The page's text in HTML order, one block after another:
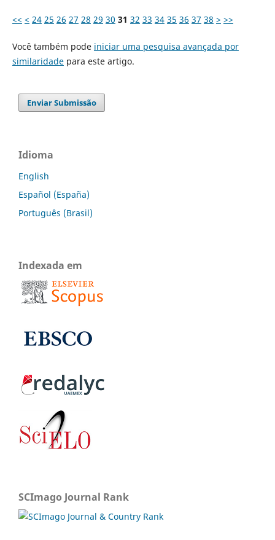
<< < 24 25 26 27 28 29 30 31 32 33 34 35 36 37 38 > >>
Você também pode iniciar uma pesquisa avançada por
similaridadepara este artigo.
Enviar Submissão
Idioma
English
Español (España)
Português (Brasil)
Indexada em
SCImago Journal Rank